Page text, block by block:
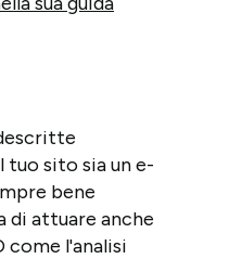
sito sia un e-
bene
di attuare anche
l'analisi